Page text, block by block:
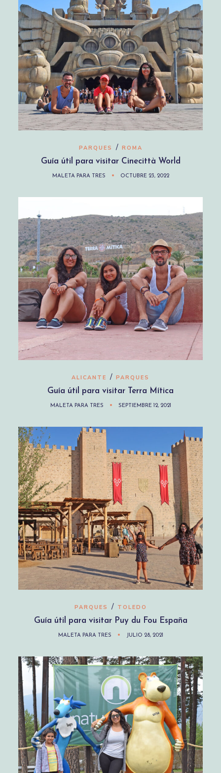
PARQUES / ROMA
Guía útil para visitar Cinecittà World
MALETA PARA TRES OCTUBRE 23, 2022
ALICANTE / PARQUES
Guía útil para visitar Terra Mítica
MALETA PARA TRES SEPTIEMBRE 12, 2021
PARQUES / TOLEDO
Guía útil para visitar Puy du Fou España
MALETA PARA TRES JULIO 28, 2021